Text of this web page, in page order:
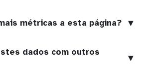
métricas a esta página? ▼
dados com outros
▼